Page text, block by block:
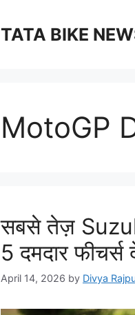
TATA BIKE
MotoGP
सबसे तेज़
5 दमदार
April 14, 2026 by Divya